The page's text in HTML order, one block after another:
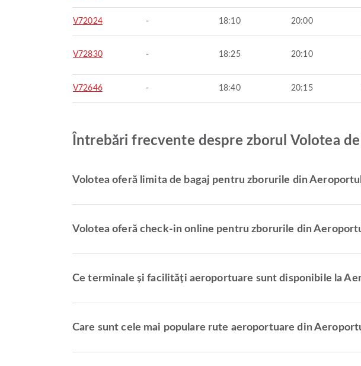
V72024 - 18:10 20:00
V72830 - 18:25 20:10
V72646 - 18:40 20:15
Întrebări frecvente despre zborul Volotea
Volotea oferă limita de bagaj pentru zborurile din
Volotea oferă check-in online pentru zborurile din
Ce terminale și facilități aeroportuare sunt disponibile la
Care sunt cele mai populare rute aeroportuare din